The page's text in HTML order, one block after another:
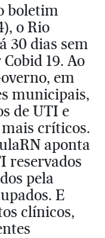
boletim
o Rio
30 dias sem
19. Ao
em
municipais,
de UTI e
críticos.
aponta
reservados
pela
E
clínicos,